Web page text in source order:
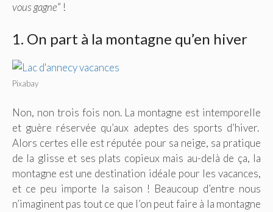
vous gagne” !
1. On part à la montagne qu’en hiver
Pixabay
Non, non trois fois non. La montagne est intemporelle
et guère réservée qu’aux adeptes des sports d’hiver.
Alors certes elle est réputée pour sa neige, sa pratique
de la glisse et ses plats copieux mais au-delà de ça, la
montagne est une destination idéale pour les vacances,
et ce peu importe la saison ! Beaucoup d’entre nous
n’imaginent pas tout ce que l’on peut faire à la montagne